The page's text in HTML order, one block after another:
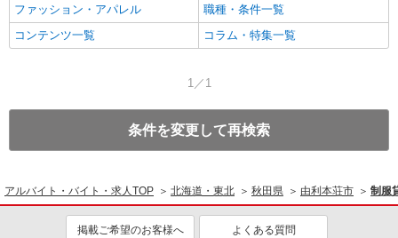
ファッション・アパレル
職種・条件一覧
コンテンツ一覧
コラム・特集一覧
1／1
条件を変更して再検索
アルバイト・バイト・求人TOP 北海道・東北 秋田県 由利本荘市 制服
掲載ご希望のお客様へ よくある質問